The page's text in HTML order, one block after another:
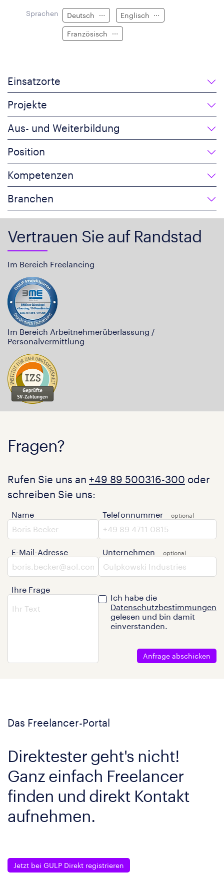
Sprachen Deutsch Englisch
Französisch
Einsatzorte
Projekte
Aus- und Weiterbildung
Position
Kompetenzen
Branchen
Vertrauen Sie auf Randstad
Im Bereich Freelancing
Im Bereich Arbeitnehmerüberlassung /
Personalvermittlung
Fragen?
Rufen Sie uns an +49 89 500316-300 oder
schreiben Sie uns:
Name
E-Mail-Adresse
Ihre Frage
Telefonnummer
Unternehmen
Ich habe die
Datenschutzbestimmungen
gelesen und bin damit
einverstanden.
Anfrage abschicken
Das Freelancer-Portal
Direktester geht's nicht!
Ganz einfach Freelancer
finden und direkt Kontakt
aufnehmen.
Jetzt bei GULP Direkt registrieren